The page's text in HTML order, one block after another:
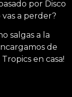
por Disco
a perder?
salgas a la
de
en casa!